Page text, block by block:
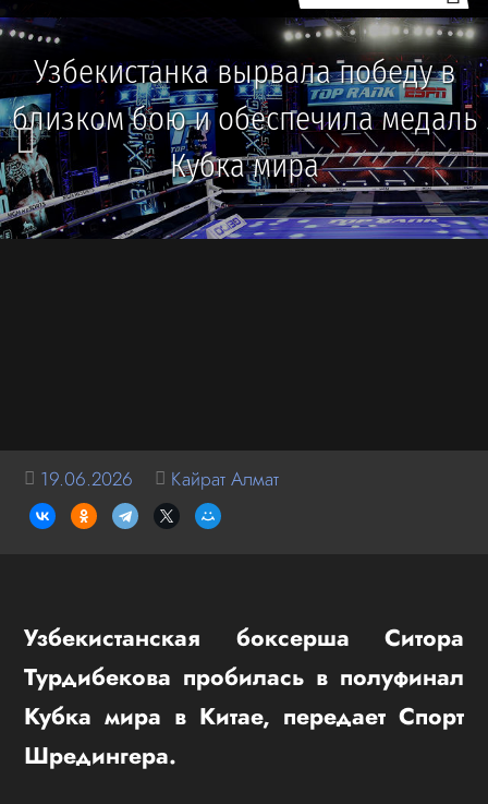
Узбекистанка вырвала победу в
близком бою и обеспечила медаль
Кубка мира
19.06.2026 Кайрат Алмат
Узбекистанская боксерша Ситора
Турдибекова пробилась в полуфинал
Кубка мира в Китае, передает Спорт
Шредингера.